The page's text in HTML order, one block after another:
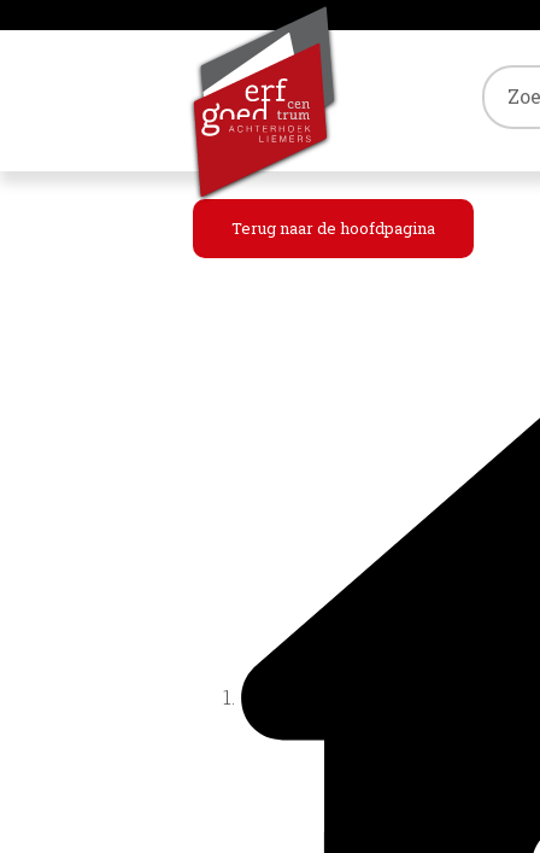
Terug naar de hoofdpagina